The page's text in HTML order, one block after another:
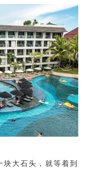
大石头，就等着到